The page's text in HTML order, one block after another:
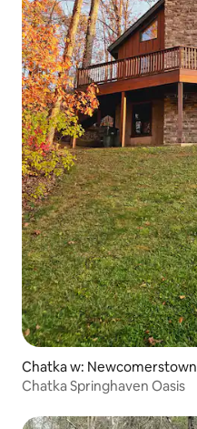
Chatka w: Newcomerstown
Chatka Springhaven Oasis